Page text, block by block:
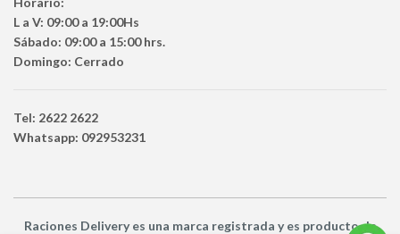
L a V: 09:00 a 19:00Hs
Sábado: 09:00 a 15:00 hrs.
Domingo: Cerrado
Tel: 2622 2622
Whatsapp: 092953231
Raciones Deliveryes una marca registrada y es productode